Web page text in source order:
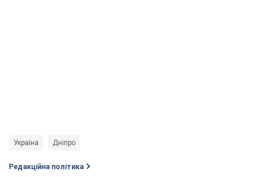
Україна Дніпро
Редакційна політика